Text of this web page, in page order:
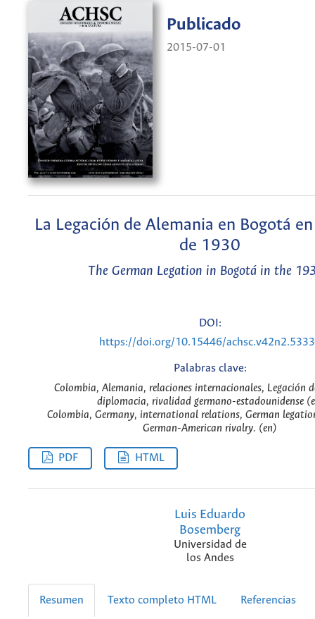
Publicado
2015-07-01
La Legación de Alemania en Bogotá
de 1930
The German Legation in Bogotá in the
DOI:
https://doi.org/10.15446/
Palabras clave:
Colombia, Alemania, relaciones internacionales, Legación
diplomacia, rivalidad germano-estadounidense
Colombia, Germany, international relations, German
German-American rivalry. (en)
PDF HTML
Luis Eduardo
Bosemberg
Universidad de
los Andes
Resumen Texto completo HTML Referencias